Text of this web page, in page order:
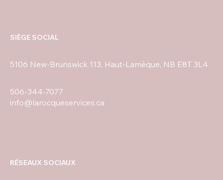
506-344-7077
info@larocqueservices.ca
5106 New-Brunswick 113, Haut-Lamèque, NB E8T 3L4
SIÈGE SOCIAL
RÉSEAUX SOCIAUX